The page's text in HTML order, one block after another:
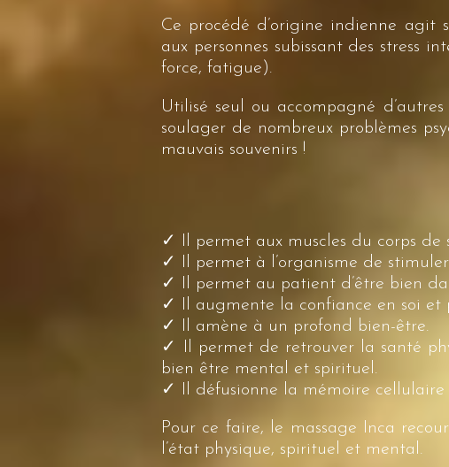
Ce procédé d’origine indienne agit
aux personnes subissant des stress
force, fatigue).
Utilisé seul ou accompagné
soulager de nombreux problèmes
mauvais souvenirs !
✓ Il permet aux muscles du corps
✓ Il permet à l’organisme de
✓ Il permet au patient d’être bien
✓ Il augmente la confiance en soi et
✓ Il amène à un profond bien-être.
✓ Il permet de retrouver la santé
bien être mental et spirituel.
✓ Il défusionne la mémoire
Pour ce faire, le massage Inca
l’état physique, spirituel et mental.